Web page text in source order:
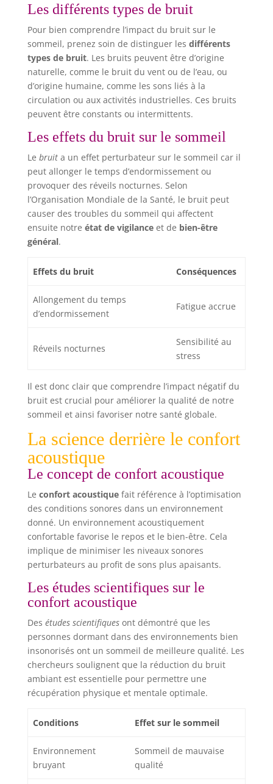
Les différents types de bruit
Pour bien comprendre l’impact du bruit sur le
sommeil, prenez soin de distinguer les différents
types de bruit. Les bruits peuvent être d’origine
naturelle, comme le bruit du vent ou de l’eau, ou
d’origine humaine, comme les sons liés à la
circulation ou aux activités industrielles. Ces bruits
peuvent être constants ou intermittents.
Les effets du bruit sur le sommeil
Le bruita un effet perturbateur sur le sommeil car il
peut allonger le temps d’endormissement ou
provoquer des réveils nocturnes. Selon
l’Organisation Mondiale de la Santé, le bruit peut
causer des troubles du sommeil qui affectent
ensuite notre état de vigilanceet de bien-être
général.
Effets du bruit Conséquences
Allongement du temps
d’endormissement
Fatigue accrue
Réveils nocturnes
Sensibilité au
stress
Il est donc clair que comprendre l’impact négatif du
bruit est crucial pour améliorer la qualité de notre
sommeil et ainsi favoriser notre santé globale.
La science derrière le confort
acoustique
Le concept de confort acoustique
Le confort acoustiquefait référence à l’optimisation
des conditions sonores dans un environnement
donné. Un environnement acoustiquement
confortable favorise le repos et le bien-être. Cela
implique de minimiser les niveaux sonores
perturbateurs au profit de sons plus apaisants.
Les études scientifiques sur le
confort acoustique
Des études scientifiquesont démontré que les
personnes dormant dans des environnements bien
insonorisés ont un sommeil de meilleure qualité. Les
chercheurs soulignent que la réduction du bruit
ambiant est essentielle pour permettre une
récupération physique et mentale optimale.
Conditions Effet sur le sommeil
Environnement
bruyant
Sommeil de mauvaise
qualité